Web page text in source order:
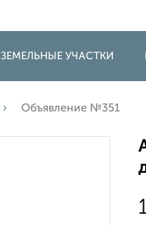
ЗЕМЕЛЬНЫЕ УЧАСТКИ
Объявление №351